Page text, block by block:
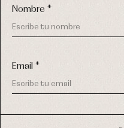
COPYRIGHT
Nombre *
Email *